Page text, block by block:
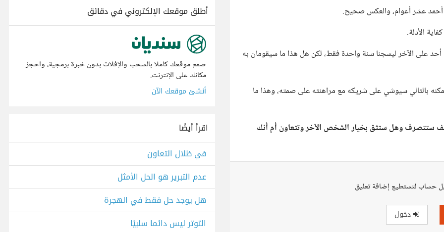
عشر أعوام، والعكس صحيح.
الأدلة.
أحد على الآخر ليسجنا سنة واحدة فقط، لكن هل هذا ما سيقومان به
بالتالي سيوشي على شريكه مع مراهنته على صمته، وهذا ما
ستتصرف وهل ستثق بخيار الشخص الآخر وتتعاون أم أنك
حساب لتستطيع إضافة تعليق
دخول
أطلق موقعك الإلكتروني في دقائق
صمم موقعك كاملا بالسحب والإفلات بدون خبرة برمجية، واحجز
مكانك على الإنترنت.
أنشئ موقعك الآن
اقرأ أيضًا
في ظلال التعاون
عدم التبرير هو الحل الأمثل
هل يوجد حل فقط في الهجرة
التوتر ليس دائما سلبيًا